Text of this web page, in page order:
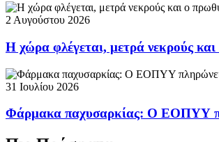
2 Αυγούστου 2026
Η χώρα φλέγεται, μετρά νεκρούς
31 Ιουλίου 2026
Φάρμακα παχυσαρκίας: Ο ΕΟΠΥΥ